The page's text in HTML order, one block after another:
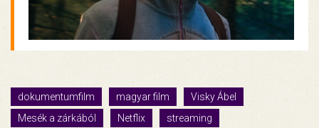
dokumentumfilm magyar film
Visky Ábel
Mesék a zárkából
Netflix streaming